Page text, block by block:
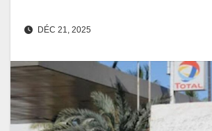
DÉC 21, 2025